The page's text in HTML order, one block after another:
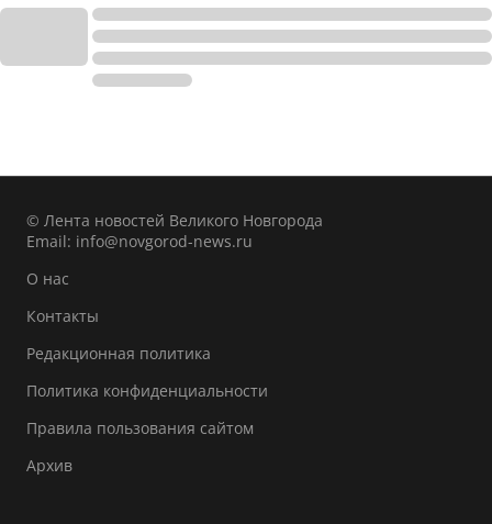
© Лента новостей Великого Новгорода
Email: info@novgorod-news.ru
О нас
Контакты
Редакционная политика
Политика конфиденциальности
Правила пользования сайтом
Архив